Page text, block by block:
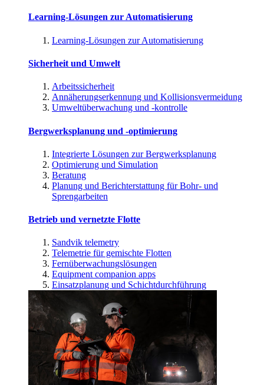
Learning-Lösungen zur Automatisierung
Learning-Lösungen zur Automatisierung
Sicherheit und Umwelt
Arbeitssicherheit
Annäherungserkennung und Kollisionsvermeidung
Umweltüberwachung und -kontrolle
Bergwerksplanung und -optimierung
Integrierte Lösungen zur Bergwerksplanung
Optimierung und Simulation
Beratung
Planung und Berichterstattung für Bohr- und
Sprengarbeiten
Betrieb und vernetzte Flotte
Sandvik telemetry
Telemetrie für gemischte Flotten
Fernüberwachungslösungen
Equipment companion apps
Einsatzplanung und Schichtdurchführung